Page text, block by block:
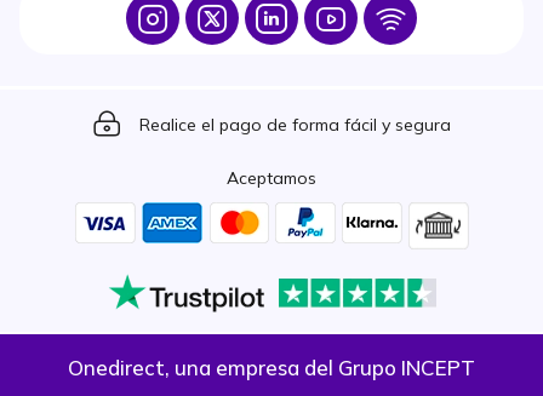
Icon IconIcon Icon Icon
Icon
Realice el pago de forma fácil y segura
Aceptamos
Onedirect, una empresa del Grupo INCEPT